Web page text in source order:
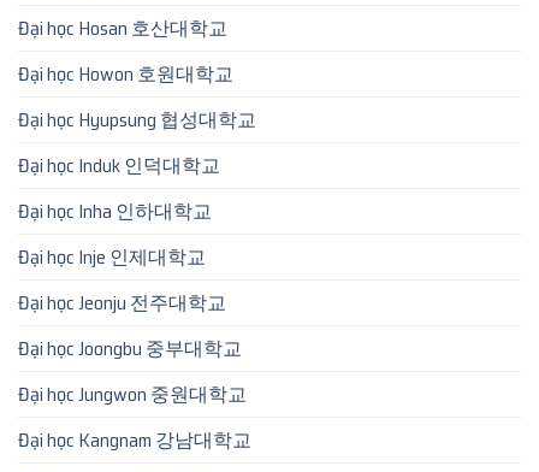
Đại học Hosan 호산대학교
Đại học Howon 호원대학교
Đại học Hyupsung 협성대학교
Đại học Induk 인덕대학교
Đại học Inha 인하대학교
Đại học Inje 인제대학교
Đại học Jeonju 전주대학교
Đại học Joongbu 중부대학교
Đại học Jungwon 중원대학교
Đại học Kangnam 강남대학교